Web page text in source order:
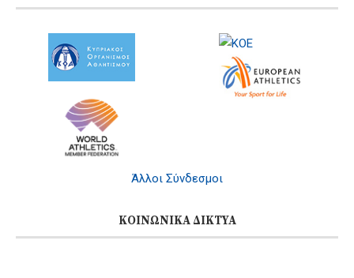
Άλλοι Σύνδεσμοι
ΚΟΙΝΩΝΙΚΆ ΔΊΚΤΥΑ